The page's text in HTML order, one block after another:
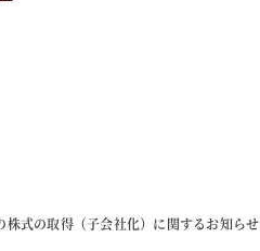
式の取得（子会社化）に関するお知らせ